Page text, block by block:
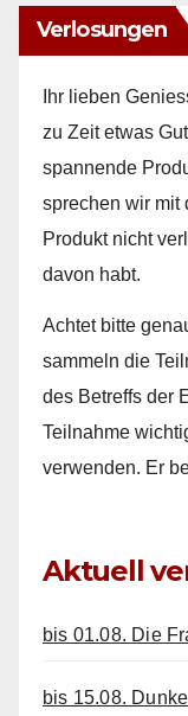
Verlosungen
Ihr lieben
zu Zeit etwas
spannende
sprechen wir mit
Produkt nicht
davon habt.
Achtet bitte
sammeln die
des Betreffs der
Teilnahme
verwenden. Er
Aktuell
bis 01.08. Die
bis 15.08.